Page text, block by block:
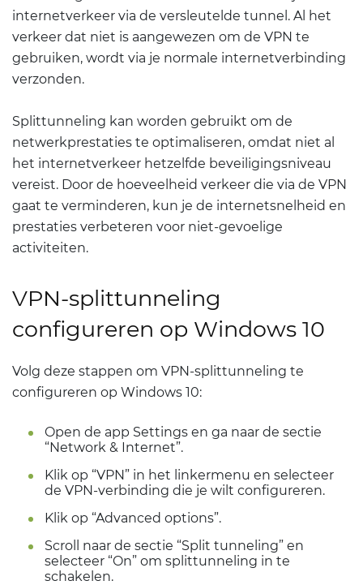
internetverkeer via de versleutelde tunnel. Al het
verkeer dat niet is aangewezen om de VPN te
gebruiken, wordt via je normale internetverbinding
verzonden.
Splittunneling kan worden gebruikt om de
netwerkprestaties te optimaliseren, omdat niet al
het internetverkeer hetzelfde beveiligingsniveau
vereist. Door de hoeveelheid verkeer die via de VPN
gaat te verminderen, kun je de internetsnelheid en
prestaties verbeteren voor niet-gevoelige
activiteiten.
VPN-splittunneling
configureren op Windows 10
Volg deze stappen om VPN-splittunneling te
configureren op Windows 10:
Open de app Settings en ga naar de sectie
“Network & Internet”.
Klik op “VPN” in het linkermenu en selecteer
de VPN-verbinding die je wilt configureren.
Klik op “Advanced options”.
Scroll naar de sectie “Split tunneling” en
selecteer “On” om splittunneling in te
schakelen.